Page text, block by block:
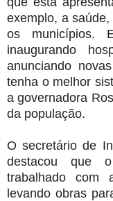
exemplo, a
os municípios.
inaugurando
anunciando
tenha o melhor
a governadora
da população.
O secretário de
destacou que
trabalhado com
levando obras